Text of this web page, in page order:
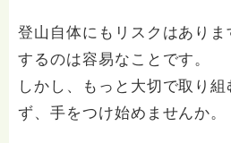
登山自体にもリスクはあり
するのは容易なことです。
しかし、もっと大切で取り組
ず、手をつけ始めませんか。